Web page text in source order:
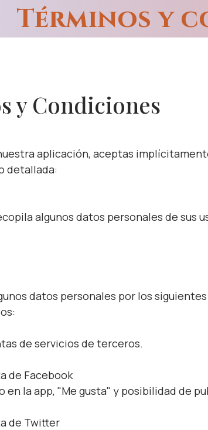
y Condiciones
aplicación, aceptas
detallada:
algunos datos personales de sus
datos personales por los
de servicios de terceros.
de Facebook
en la app, "Me gusta" y posibilidad de
de Twitter